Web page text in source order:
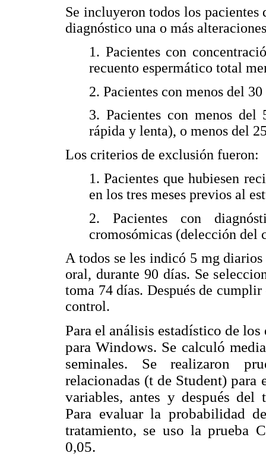
Se incluyeron todos los pacientes
diagnóstico una o más
1. Pacientes con
recuento espermático total
2. Pacientes con menos del
3. Pacientes con menos
rápida y lenta), o menos del
Los criterios de exclusión fueron:
1. Pacientes que hubiesen
en los tres meses previos al
2. Pacientes con
cromosómicas (delección del
A todos se les indicó 5 mg
oral, durante 90 días. Se
toma 74 días. Después de
control.
Para el análisis estadístico de
para Windows. Se calculó
seminales. Se realizaron
relacionadas (t de Student) para
variables, antes y después del
Para evaluar la probabilidad
tratamiento, se uso la prueba
0,05.